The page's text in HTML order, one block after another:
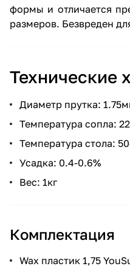
формы и отличается
размеров. Безвреден
Технические
Диаметр прутка:
Температура сопла:
Температура стола:
Усадка: 0.4-0.6%
Вес: 1кг
Комплектация
Wax пластик 1,75